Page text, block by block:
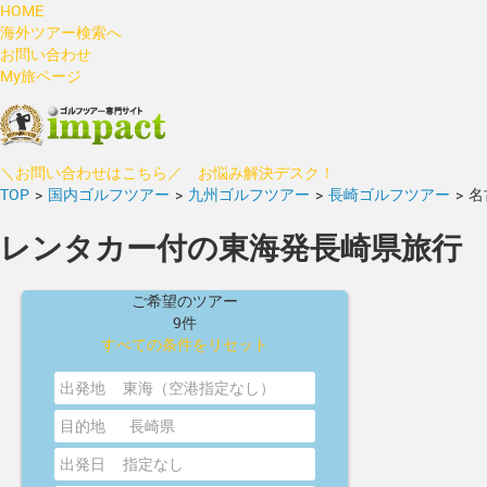
HOME
海外ツアー検索へ
お問い合わせ
My旅ページ
＼お問い合わせはこちら／ お悩み解決デスク！
TOP > 国内ゴルフツアー > 九州ゴルフツアー > 長崎ゴルフツアー >
レンタカー付の東海発長崎県旅行
ご希望のツアー
9件
すべての条件をリセット
出発地
東海（空港指定なし）
目的地
長崎県
出発日
指定なし